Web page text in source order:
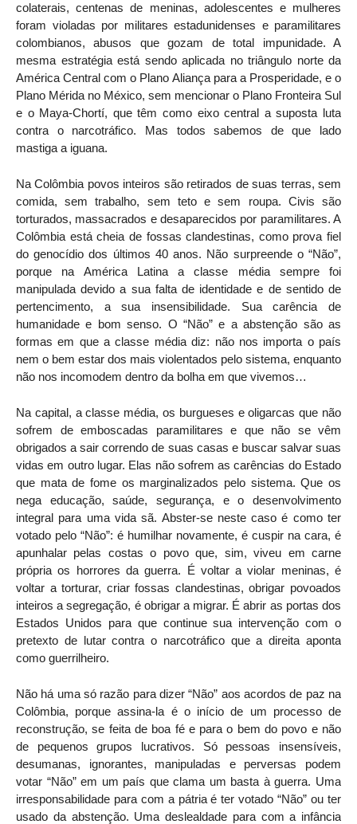
colaterais, centenas de meninas, adolescentes e mulheres
foram violadas por militares estadunidenses e paramilitares
colombianos, abusos que gozam de total impunidade. A
mesma estratégia está sendo aplicada no triângulo norte da
América Central com o Plano Aliança para a Prosperidade, e o
Plano Mérida no México, sem mencionar o Plano Fronteira Sul
e o Maya-Chortí, que têm como eixo central a suposta luta
contra o narcotráfico. Mas todos sabemos de que lado
mastiga a iguana.
Na Colômbia povos inteiros são retirados de suas terras, sem
comida, sem trabalho, sem teto e sem roupa. Civis são
torturados, massacrados e desaparecidos por paramilitares. A
Colômbia está cheia de fossas clandestinas, como prova fiel
do genocídio dos últimos 40 anos. Não surpreende o “Não”,
porque na América Latina a classe média sempre foi
manipulada devido a sua falta de identidade e de sentido de
pertencimento, a sua insensibilidade. Sua carência de
humanidade e bom senso. O “Não” e a abstenção são as
formas em que a classe média diz: não nos importa o país
nem o bem estar dos mais violentados pelo sistema, enquanto
não nos incomodem dentro da bolha em que vivemos…
Na capital, a classe média, os burgueses e oligarcas que não
sofrem de emboscadas paramilitares e que não se vêm
obrigados a sair correndo de suas casas e buscar salvar suas
vidas em outro lugar. Elas não sofrem as carências do Estado
que mata de fome os marginalizados pelo sistema. Que os
nega educação, saúde, segurança, e o desenvolvimento
integral para uma vida sã. Abster-se neste caso é como ter
votado pelo “Não”: é humilhar novamente, é cuspir na cara, é
apunhalar pelas costas o povo que, sim, viveu em carne
própria os horrores da guerra. É voltar a violar meninas, é
voltar a torturar, criar fossas clandestinas, obrigar povoados
inteiros a segregação, é obrigar a migrar. É abrir as portas dos
Estados Unidos para que continue sua intervenção com o
pretexto de lutar contra o narcotráfico que a direita aponta
como guerrilheiro.
Não há uma só razão para dizer “Não” aos acordos de paz na
Colômbia, porque assina-la é o início de um processo de
reconstrução, se feita de boa fé e para o bem do povo e não
de pequenos grupos lucrativos. Só pessoas insensíveis,
desumanas, ignorantes, manipuladas e perversas podem
votar “Não” em um país que clama um basta à guerra. Uma
irresponsabilidade para com a pátria é ter votado “Não” ou ter
usado da abstenção. Uma deslealdade para com a infância